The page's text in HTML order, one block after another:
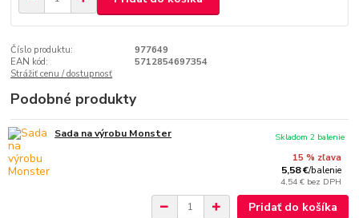
Číslo produktu:
977649
EAN kód:
5712854697354
Strážiť cenu / dostupnosť
Podobné produkty
Sada na výrobu Monster
15 % zľava
5,58 €/balenie
4,54 € bez DPH
Skladom 2 balenie
Pridať do košíka